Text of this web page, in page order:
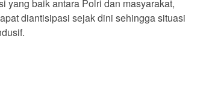
yang baik antara Polri dan masyarakat,
diantisipasi sejak dini sehingga situasi